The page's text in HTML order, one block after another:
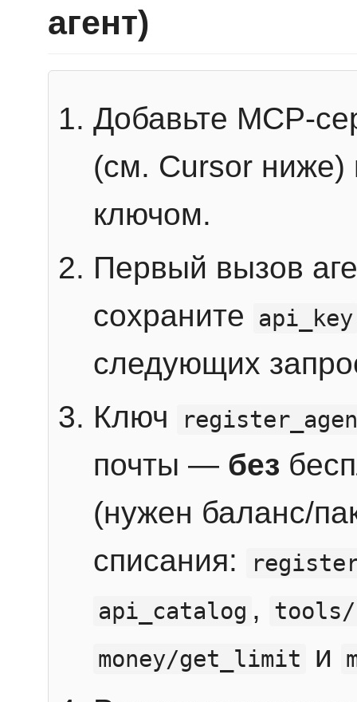
агент)
Добавьте MCP-
(см. Cursor ниже)
ключом.
Первый вызов
сохраните
api_key
следующих
Ключ
почты — без
(нужен баланс/
списания:
api_catalog ,
money/get_limit
и